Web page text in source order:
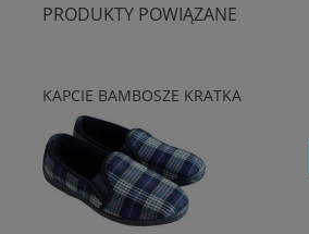
PRODUKTY POWIĄZANE
KAPCIE BAMBOSZE KRATKA